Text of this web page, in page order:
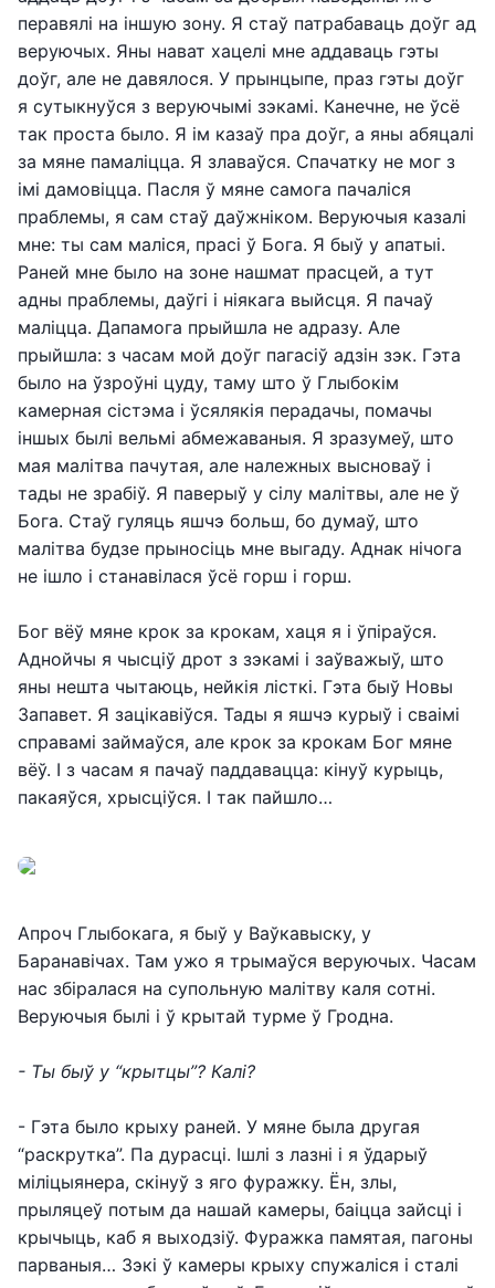
перавялі на іншую зону. Я стаў патрабаваць доўг ад
веруючых. Яны нават хацелі мне аддаваць гэты
доўг, але не давялося. У прынцыпе, праз гэты доўг
я сутыкнуўся з веруючымі зэкамі. Канечне, не ўсё
так проста было. Я ім казаў пра доўг, а яны абяцалі
за мяне памаліцца. Я злаваўся. Спачатку не мог з
імі дамовіцца. Пасля ў мяне самога пачаліся
праблемы, я сам стаў даўжніком. Веруючыя казалі
мне: ты сам маліся, прасі ў Бога. Я быў у апатыі.
Раней мне было на зоне нашмат прасцей, а тут
адны праблемы, даўгі і ніякага выйсця. Я пачаў
маліцца. Дапамога прыйшла не адразу. Але
прыйшла: з часам мой доўг пагасіў адзін зэк. Гэта
было на ўзроўні цуду, таму што ў Глыбокім
камерная сістэма і ўсялякія перадачы, помачы
іншых былі вельмі абмежаваныя. Я зразумеў, што
мая малітва пачутая, але належных высноваў і
тады не зрабіў. Я паверыў у сілу малітвы, але не ў
Бога. Стаў гуляць яшчэ больш, бо думаў, што
малітва будзе прыносіць мне выгаду. Аднак нічога
не ішло і станавілася ўсё горш і горш.
Бог вёў мяне крок за крокам, хаця я і ўпіраўся.
Аднойчы я чысціў дрот з зэкамі і заўважыў, што
яны нешта чытаюць, нейкія лісткі. Гэта быў Новы
Запавет. Я зацікавіўся. Тады я яшчэ курыў і сваімі
справамі займаўся, але крок за крокам Бог мяне
вёў. І з часам я пачаў паддавацца: кінуў курыць,
пакаяўся, хрысціўся. І так пайшло…
Апроч Глыбокага, я быў у Ваўкавыску, у
Баранавічах. Там ужо я трымаўся веруючых. Часам
нас збіралася на супольную малітву каля сотні.
Веруючыя былі і ў крытай турме ў Гродна.
- Ты быў у “крытцы”? Калі?
- Гэта было крыху раней. У мяне была другая
“раскрутка”. Па дурасці. Ішлі з лазні і я ўдарыў
міліцыянера, скінуў з яго фуражку. Ён, злы,
прыляцеў потым да нашай камеры, баіцца зайсці і
крычыць, каб я выходзіў. Фуражка памятая, пагоны
парваныя… Зэкі ў камеры крыху спужаліся і сталі